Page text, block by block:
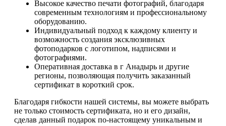
Высокое качество печати фотографий, благодаря
современным технологиям и профессиональному
оборудованию.
Индивидуальный подход к каждому клиенту и
возможность создания эксклюзивных
фотоподарков с логотипом, надписями и
фотографиями.
Оперативная доставка в г Анадырь и другие
регионы, позволяющая получить заказанный
сертификат в короткий срок.
Благодаря гибкости нашей системы, вы можете выбрать
не только стоимость сертификата, но и его дизайн,
сделав данный подарок по-настоящему уникальным и